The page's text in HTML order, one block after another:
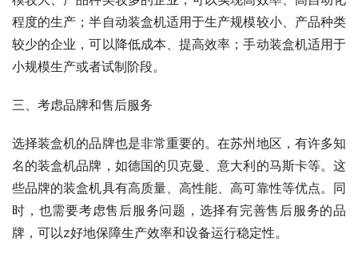
程度的生产；半自动装盒机适用于生产规模较小、产品种类
较少的企业，可以降低成本、提高效率；手动装盒机适用于
小规模生产或者试制阶段。
三、考虑品牌和售后服务
选择装盒机的品牌也是非常重要的。在苏州地区，有许多知
名的装盒机品牌，如德国的贝克曼、意大利的马斯卡等。这
些品牌的装盒机具有高质量、高性能、高可靠性等优点。同
时，也需要考虑售后服务问题，选择有完善售后服务的品
牌，可以z好地保障生产效率和设备运行稳定性。